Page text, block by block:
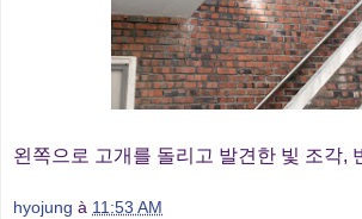
왼쪽으로 고개를 돌리고 발견한 빛 조각,
hyojung à 11:53 AM